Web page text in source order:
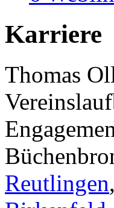
Karriere
Thomas
Reutlingen,